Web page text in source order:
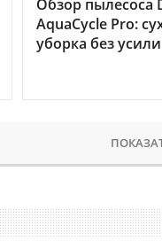
Обзор пылесоса
AquaCycle Pro:
уборка без